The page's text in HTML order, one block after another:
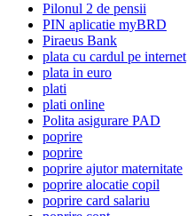
Pilonul 2 de pensii
PIN aplicatie myBRD
Piraeus Bank
plata cu cardul pe internet
plata in euro
plati
plati online
Polita asigurare PAD
poprire
poprire
poprire ajutor maternitate
poprire alocatie copil
poprire card salariu